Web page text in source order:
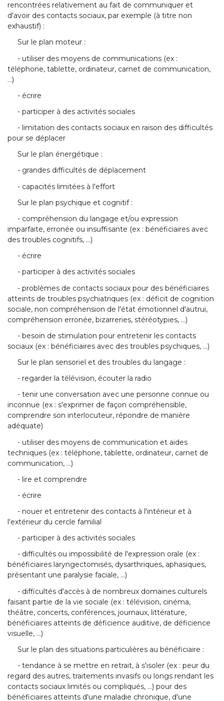
rencontrées relativement au fait de communiquer et
d'avoir des contacts sociaux, par exemple (à titre non
exhaustif) :
Sur le plan moteur :
- utiliser des moyens de communications (ex :
téléphone, tablette, ordinateur, carnet de communication,
...)
- écrire
- participer à des activités sociales
- limitation des contacts sociaux en raison des difficultés
pour se déplacer
Sur le plan énergétique :
- grandes difficultés de déplacement
- capacités limitées à l'effort
Sur le plan psychique et cognitif :
- compréhension du langage et/ou expression
imparfaite, erronée ou insuffisante (ex : bénéficiaires avec
des troubles cognitifs, ...)
- écrire
- participer à des activités sociales
- problèmes de contacts sociaux pour des bénéficiaires
atteints de troubles psychiatriques (ex : déficit de cognition
sociale, non compréhension de l'état émotionnel d'autrui,
compréhension erronée, bizarreries, stéréotypies, ...)
- besoin de stimulation pour entretenir les contacts
sociaux (ex : bénéficiaires avec des troubles psychiques, ...)
Sur le plan sensoriel et des troubles du langage :
- regarder la télévision, écouter la radio
- tenir une conversation avec une personne connue ou
inconnue (ex : s'exprimer de façon compréhensible,
comprendre son interlocuteur, répondre de manière
adéquate)
- utiliser des moyens de communication et aides
techniques (ex : téléphone, tablette, ordinateur, carnet de
communication, ...)
- lire et comprendre
- écrire
- nouer et entretenir des contacts à l'intérieur et à
l'extérieur du cercle familial
- participer à des activités sociales
- difficultés ou impossibilité de l'expression orale (ex :
bénéficiaires laryngectomisés, dysarthriques, aphasiques,
présentant une paralysie faciale, ...)
- difficultés d'accès à de nombreux domaines culturels
faisant partie de la vie sociale (ex : télévision, cinéma,
théâtre, concerts, conférences, journaux, littérature,
bénéficiaires atteints de déficience auditive, de déficience
visuelle, ...)
Sur le plan des situations particulières au bénéficiaire :
- tendance à se mettre en retrait, à s'isoler (ex : peur du
regard des autres, traitements invasifs ou longs rendant les
contacts sociaux limités ou compliqués, ...) pour des
bénéficiaires atteints d'une maladie chronique, d'une